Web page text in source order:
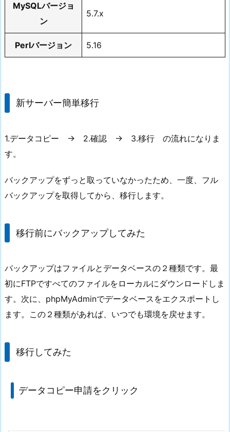
MySQLバージョ
ン
5.7.x
Perlバージョン 5.16
新サーバー簡単移行
1.データコピー → 2.確認 → 3.移行 の流れになりま
す。
バックアップをずっと取っていなかったため、一度、フル
バックアップを取得してから、移行します。
移行前にバックアップしてみた
バックアップはファイルとデータベースの２種類です。最
初にFTPですべてのファイルをローカルにダウンロードしま
す。次に、phpMyAdminでデータベースをエクスポートし
ます。この２種類があれば、いつでも環境を戻せます。
移行してみた
データコピー申請をクリック